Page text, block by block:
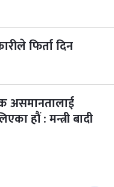
फिर्ता दिन
असमानतालाई
हौं : मन्त्री बादी